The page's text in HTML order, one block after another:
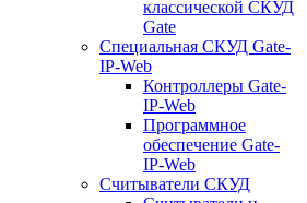
классической СКУД
Gate
Специальная СКУД Gate-
IP-Web
Контроллеры Gate-
IP-Web
Программное
обеспечение Gate-
IP-Web
Считыватели СКУД